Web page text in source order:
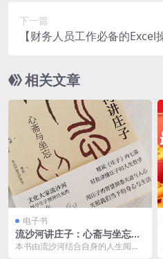
下一篇
【财务人员工作必备的Excel
相关文章
电子书
流沙河讲庄子：心斋与坐忘
[ 人文社科] [pdf+全格式]夸克
本书由流沙河结合自身的人生阅